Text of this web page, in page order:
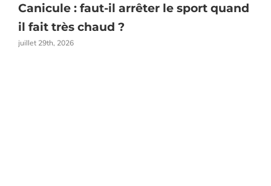
Canicule : faut-il arrêter le sport quand
il fait très chaud ?
juillet 29th, 2026